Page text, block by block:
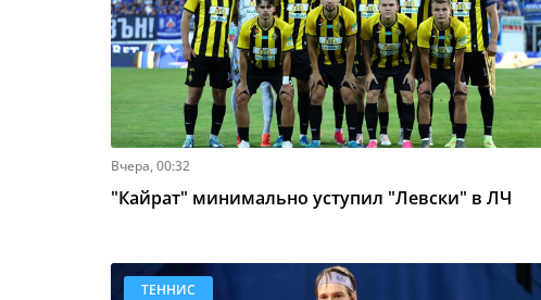
Вчера, 00:32
"Кайрат" минимально уступил "Левски" в ЛЧ
ТЕННИС